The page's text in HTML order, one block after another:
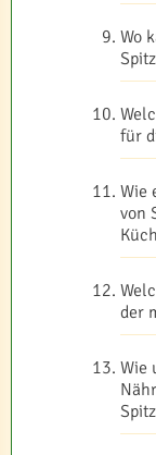
Wo
für
Wie
von
der
Wie